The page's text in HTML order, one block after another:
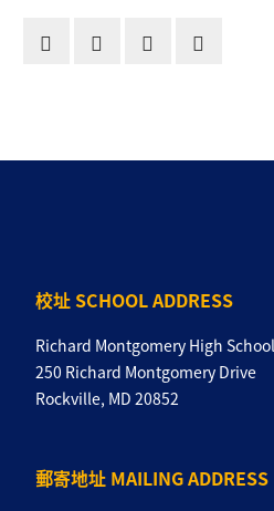
校址 SCHOOL ADDRESS
Richard Montgomery High School
250 Richard Montgomery Drive
Rockville, MD 20852
郵寄地址 MAILING ADDRESS